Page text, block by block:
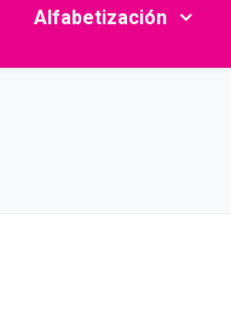
Alfabetización